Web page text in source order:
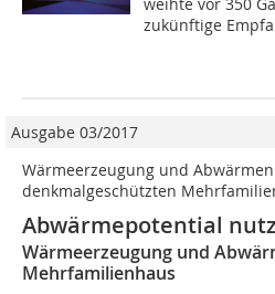
weihte vor 350
zukünftige
Ausgabe 03/2017
Wärmeerzeugung und
denkmalgeschützten
Abwärmepotential
Wärmeerzeugung und
Mehrfamilienhaus